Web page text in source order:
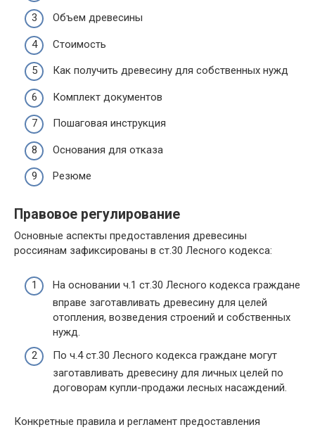
Объем древесины
Стоимость
Как получить древесину для собственных нужд
Комплект документов
Пошаговая инструкция
Основания для отказа
Резюме
Правовое регулирование
Основные аспекты предоставления древесины
россиянам зафиксированы в ст.30 Лесного кодекса:
На основании ч.1 ст.30 Лесного кодекса граждане
вправе заготавливать древесину для целей
отопления, возведения строений и собственных
нужд.
По ч.4 ст.30 Лесного кодекса граждане могут
заготавливать древесину для личных целей по
договорам купли-продажи лесных насаждений.
Конкретные правила и регламент предоставления